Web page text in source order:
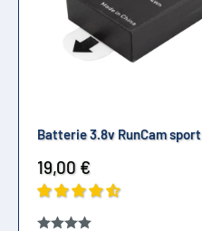
Batterie 3.8v RunCam sport
Prix
réduit
19,00 €